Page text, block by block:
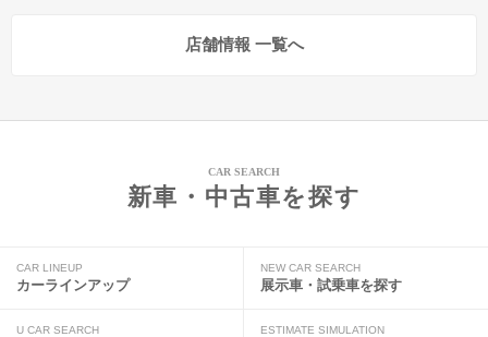
店舗情報 一覧へ
CAR SEARCH
新車・中古車を探す
CAR LINEUP
カーラインアップ
NEW CAR SEARCH
展示車・試乗車を探す
U CAR SEARCH ESTIMATE SIMULATION